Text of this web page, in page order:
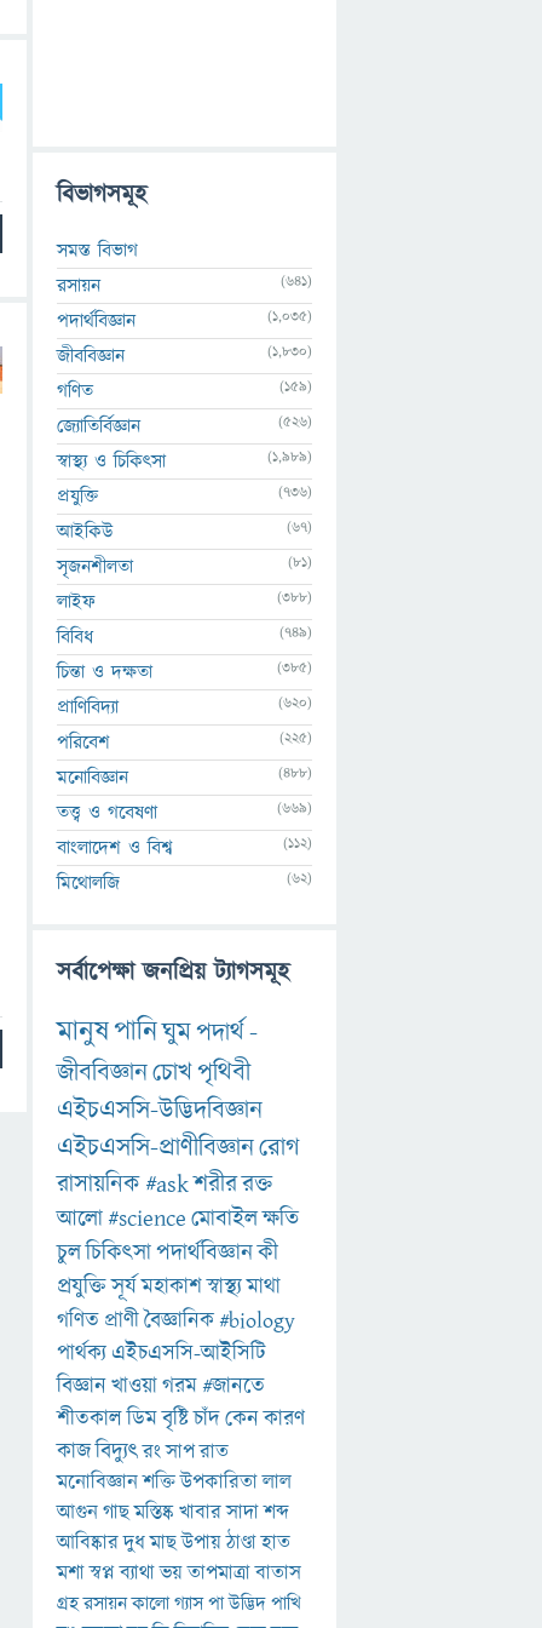
বিভাগসমূহ
সমস্ত বিভাগ
রসায়ন
(641)
পদার্থবিজ্ঞান (1,035)
জীববিজ্ঞান (1,830)
গণিত (159)
জ্যোতির্বিজ্ঞান (526)
স্বাস্থ্য ও চিকিৎসা (1,989)
প্রযুক্তি (736)
আইকিউ (67)
সৃজনশীলতা (81)
লাইফ (388)
বিবিধ (749)
চিন্তা ও দক্ষতা (385)
প্রাণিবিদ্যা (620)
পরিবেশ (225)
মনোবিজ্ঞান (488)
তত্ত্ব ও গবেষণা (669)
বাংলাদেশ ও বিশ্ব (112)
মিথোলজি (62)
সর্বাপেক্ষা জনপ্রিয় ট্যাগসমূহ
মানুষপানিঘুমপদার্থ-
জীববিজ্ঞানচোখপৃথিবী
এইচএসসি-উদ্ভিদবিজ্ঞান
এইচএসসি-প্রাণীবিজ্ঞানরোগ
রাসায়নিক#askশরীররক্ত
আলো#scienceমোবাইলক্ষতি
চুলচিকিৎসাপদার্থবিজ্ঞানকী
প্রযুক্তিসূর্যমহাকাশস্বাস্থ্যমাথা
গণিত প্রাণীবৈজ্ঞানিক#biology
পার্থক্য এইচএসসি-আইসিটি
বিজ্ঞানখাওয়াগরম#জানতে
শীতকালডিমবৃষ্টিচাঁদকেনকারণ
কাজবিদ্যুৎরংসাপরাত
মনোবিজ্ঞানশক্তিউপকারিতালাল
আগুনগাছমস্তিষ্কখাবারসাদাশব্দ
আবিষ্কারদুধমাছউপায়ঠাণ্ডাহাত
মশাস্বপ্নব্যাথাভয়তাপমাত্রাবাতাস
গ্রহরসায়নকালোগ্যাসপাউদ্ভিদপাখি